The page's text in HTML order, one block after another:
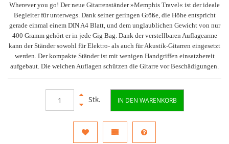
Wherever you go! Der neue Gitarrenständer »Memphis Travel« ist der ideale
Begleiter für unterwegs. Dank seiner geringen Größe, die Höhe entspricht
gerade einmal einem DIN A4 Blatt, und dem unglaublichen Gewicht von nur
400 Gramm gehört er in jede Gig Bag. Dank der verstellbaren Auflagearme
kann der Ständer sowohl für Elektro- als auch für Akustik-Gitarren eingesetzt
werden. Der kompakte Ständer ist mit wenigen Handgriffen einsatzbereit
aufgebaut. Die weichen Auflagen schützen die Gitarre vor Beschädigungen.
Stk. IN DEN WARENKORB